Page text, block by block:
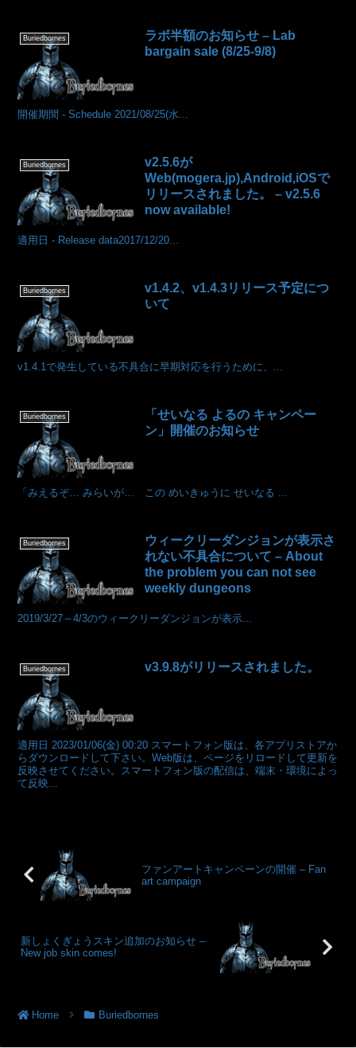
Buriedbornes
ラボ半額のお知らせ – Lab
bargain sale (8/25-9/8)
開催期間 - Schedule 2021/08/25(水...
Buriedbornes
v2.5.6が
Web(mogera.jp),Android,iOSで
リリースされました。 – v2.5.6
now available!
適用日 - Release data2017/12/20...
Buriedbornes
v1.4.2、v1.4.3リリース予定につ
いて
v1.4.1で発生している不具合に早期対応を行うために、...
Buriedbornes
「せいなる よるの キャンペー
ン」開催のお知らせ
「みえるぞ… みらいが… この めいきゅうに せいなる ...
Buriedbornes
ウィークリーダンジョンが表示さ
れない不具合について – About
the problem you can not see
weekly dungeons
2019/3/27～4/3のウィークリーダンジョンが表示...
Buriedbornes v3.9.8がリリースされました。
適用日 2023/01/06(金) 00:20 スマートフォン版は、各アプリストアか
らダウンロードして下さい。Web版は、ページをリロードして更新を
反映させてください。スマートフォン版の配信は、端末・環境によっ
て反映...
ファンアートキャンペーンの開催 – Fan
art campaign
新しょくぎょうスキン追加のお知らせ –
New job skin comes!
Home Buriedbornes